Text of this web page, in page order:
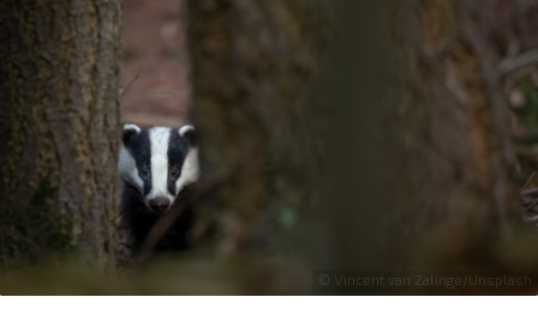
© Vincent van Zalinge/Unsplash